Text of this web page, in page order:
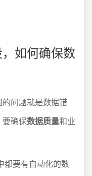
如何确保数
问题就是数据错
要确保数据质量和业
都要有自动化的数